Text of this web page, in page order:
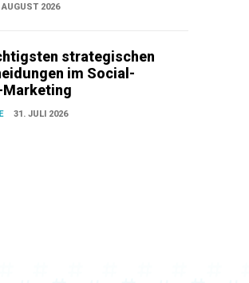
AUGUST 2026
strategischen
im Social-
Marketing
31. JULI 2026